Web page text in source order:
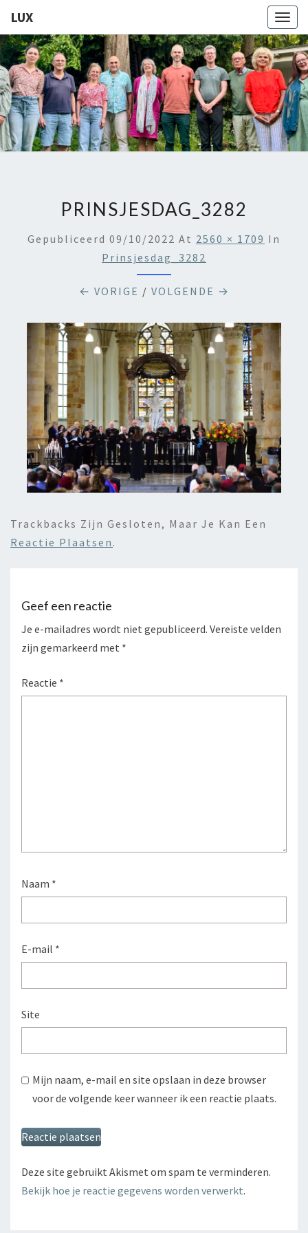
LUX
LUX
Kamerkoor
Onder
Leiding
Van
Angeliki
Ploka
PRINSJESDAG_3282
Gepubliceerd 09/10/2022 At 2560 × 1709 In
Prinsjesdag_3282
← VORIGE / VOLGENDE →
Trackbacks Zijn Gesloten, Maar Je Kan Een
Reactie Plaatsen .
Geef een reactie
Je e-mailadres wordt niet gepubliceerd. Vereiste velden
zijn gemarkeerd met *
Reactie *
Naam *
E-mail *
Site
Mijn naam, e-mail en site opslaan in deze browser
voor de volgende keer wanneer ik een reactie plaats.
Deze site gebruikt Akismet om spam te verminderen.
Bekijk hoe je reactie gegevens worden verwerkt.